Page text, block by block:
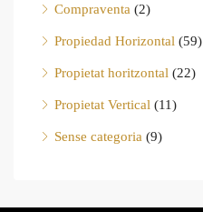
Compraventa (2)
Propiedad Horizontal (59)
Propietat horitzontal (22)
Propietat Vertical (11)
Sense categoria (9)